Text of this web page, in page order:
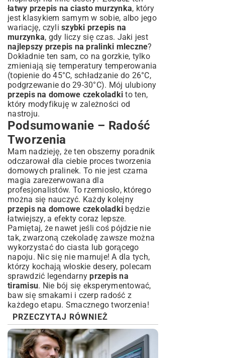
łatwy przepis na ciasto murzynka, który
jest klasykiem samym w sobie, albo jego
wariację, czyli szybki przepis na
murzynka, gdy liczy się czas. Jaki jest
najlepszy przepis na pralinki mleczne?
Dokładnie ten sam, co na gorzkie, tylko
zmieniają się temperatury temperowania
(topienie do 45°C, schładzanie do 26°C,
podgrzewanie do 29-30°C). Mój ulubiony
przepis na domowe czekoladki to ten,
który modyfikuję w zależności od
nastroju.
Podsumowanie – Radość
Tworzenia
Mam nadzieję, że ten obszerny poradnik
odczarował dla ciebie proces tworzenia
domowych pralinek. To nie jest czarna
magia zarezerwowana dla
profesjonalistów. To rzemiosło, którego
można się nauczyć. Każdy kolejny
przepis na domowe czekoladki będzie
łatwiejszy, a efekty coraz lepsze.
Pamiętaj, że nawet jeśli coś pójdzie nie
tak, zwarzoną czekoladę zawsze można
wykorzystać do ciasta lub gorącego
napoju. Nic się nie marnuje! A dla tych,
którzy kochają włoskie desery, polecam
sprawdzić legendarnyprzepis na
tiramisu. Nie bój się eksperymentować,
baw się smakami i czerp radość z
każdego etapu. Smacznego tworzenia!
PRZECZYTAJ RÓWNIEŻ